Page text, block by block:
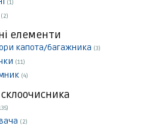
(1)
(2)
елементи
капота/багажника (3)
(11)
(4)
(2)